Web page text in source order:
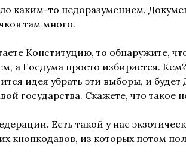
каким-то недоразумением.
там много.
Конституцию, то обнаружите,
а Госдума просто избирается.
идея убрать эти выборы, и будет
государства. Скажете, что такое
Есть такой у нас
кнопкодавов, из которых потом